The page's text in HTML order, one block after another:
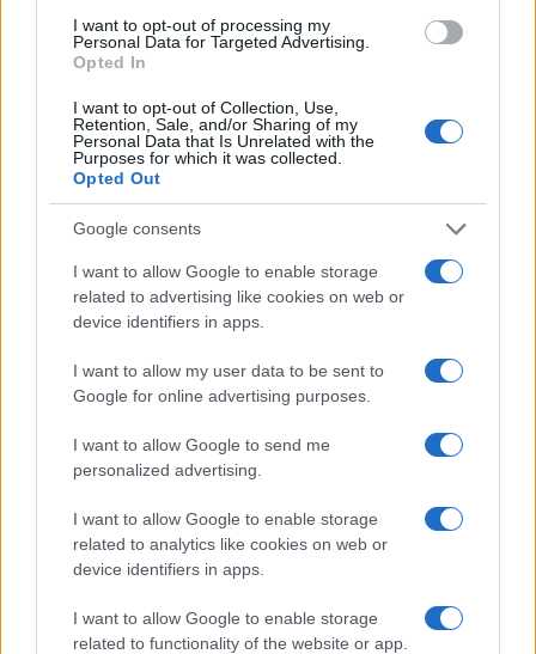
I want to opt-out of processing my
Personal Data for Targeted Advertising.
Opted In
I want to opt-out of Collection, Use,
Retention, Sale, and/or Sharing of my
Personal Data that Is Unrelated with the
Purposes for which it was collected.
Opted Out
Google consents
I want to allow Google to enable storage
related to advertising like cookies on web or
device identifiers in apps.
I want to allow my user data to be sent to
Google for online advertising purposes.
I want to allow Google to send me
personalized advertising.
I want to allow Google to enable storage
related to analytics like cookies on web or
device identifiers in apps.
I want to allow Google to enable storage
related to functionality of the website or app.
Sian Massey-Ellis lascia il campo per un ruolo chiave
nella Football Association
Andrea Conforti · 7 Ago 2026
CALCIO